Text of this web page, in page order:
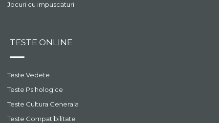
Jocuri cu impuscaturi
TESTE ONLINE
Teste Vedete
Teste Psihologice
Teste Cultura Generala
Teste Compatibilitate